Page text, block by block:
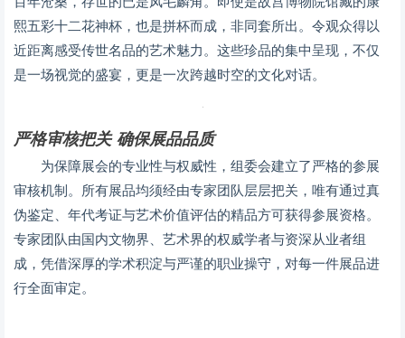
熙五彩十二花神杯，也是拼杯而成，非同套所出。令观众得以
近距离感受传世名品的艺术魅力。这些珍品的集中呈现，不仅
是一场视觉的盛宴，更是一次跨越时空的文化对话。
严格审核把关 确保展品品质
为保障展会的专业性与权威性，组委会建立了严格的参展
审核机制。所有展品均须经由专家团队层层把关，唯有通过真
伪鉴定、年代考证与艺术价值评估的精品方可获得参展资格。
专家团队由国内文物界、艺术界的权威学者与资深从业者组
成，凭借深厚的学术积淀与严谨的职业操守，对每一件展品进
行全面审定。